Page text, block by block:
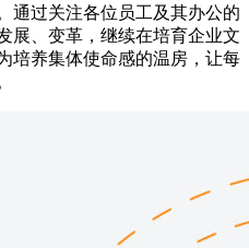
通过关注各位员工及其办公的
展、变革，继续在培育企业文
培养集体使命感的温房，让每